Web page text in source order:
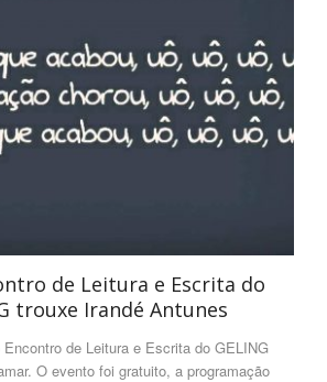
de Leitura e Escrita do
trouxe Irandé Antunes
de Leitura e Escrita do GELING
O evento foi gratuito, a programação